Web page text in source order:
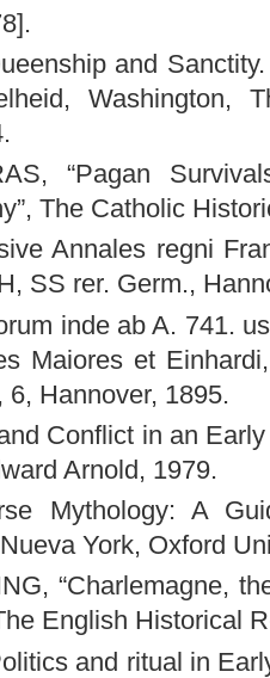
and
Washington,
“Pagan
The Catholic
Annales regni
SS rer. Germ.,
inde ab A. 741.
Maiores et
Hannover, 1895.
Conflict in an
Arnold, 1979.
Mythology: A
York, Oxford
“Charlemagne,
English Historical
and ritual in